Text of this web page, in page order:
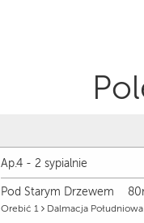
Ap.4 - 2 sypialnie
Pod Starym Drzewem
Orebić 1 Dalmacja Południowa